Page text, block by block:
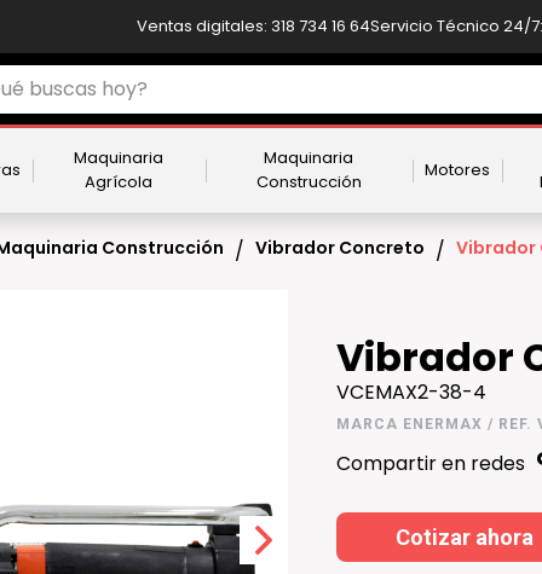
Ventas digitales: 318 734 16 64Servicio Técnico 24/7:
Maquinaria
Agrícola
Maquinaria
Construcción
Motores
Construcción / Vibrador Concreto / Vibrador
Vibrador
VCEMAX2-38-4
MARCA ENERMAX /
Compartir en redes
Cotizar ahora